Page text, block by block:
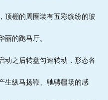
发货通知
成功案例
顶棚的周圈装有五彩缤纷的玻
丽的跑马厅。
之后转盘匀速转动，形态各
生纵马扬鞭、驰骋疆场的感